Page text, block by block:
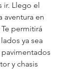
ir. Llego el
aventura en
permitirá
ya sea
y chasis